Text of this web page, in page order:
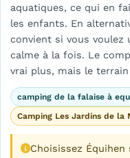
aquatiques, ce qui en
les enfants. En
convient si vous voulez
calme à la fois. Le
vrai plus, mais le
camping de la falaise à
Camping Les Jardins de la
Choisissez